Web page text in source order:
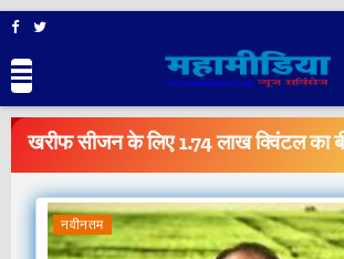
BREAKINGNEWS
खरीफ सीजन के लिए 1.74 लाख क्विंटल का
नवीनतम